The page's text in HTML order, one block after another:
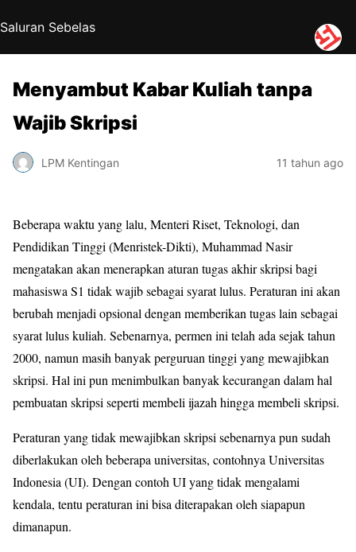
Saluran Sebelas
Menyambut Kabar Kuliah tanpa
Wajib Skripsi
LPM Kentingan 11 tahun ago
Beberapa waktu yang lalu, Menteri Riset, Teknologi, dan
Pendidikan Tinggi (Menristek-Dikti), Muhammad Nasir
mengatakan akan menerapkan aturan tugas akhir skripsi bagi
mahasiswa S1 tidak wajib sebagai syarat lulus. Peraturan ini akan
berubah menjadi opsional dengan memberikan tugas lain sebagai
syarat lulus kuliah. Sebenarnya, permen ini telah ada sejak tahun
2000, namun masih banyak perguruan tinggi yang mewajibkan
skripsi. Hal ini pun menimbulkan banyak kecurangan dalam hal
pembuatan skripsi seperti membeli ijazah hingga membeli skripsi.
Peraturan yang tidak mewajibkan skripsi sebenarnya pun sudah
diberlakukan oleh beberapa universitas, contohnya Universitas
Indonesia (UI). Dengan contoh UI yang tidak mengalami
kendala, tentu peraturan ini bisa diterapakan oleh siapapun
dimanapun.